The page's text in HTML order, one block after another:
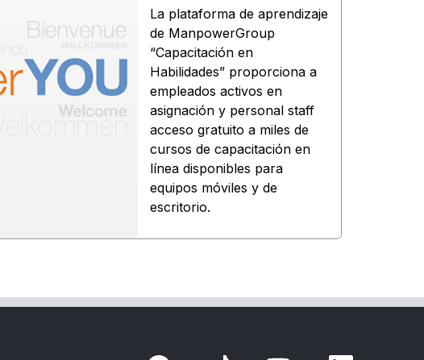
La plataforma de aprendizaje
de ManpowerGroup
“Capacitación en
Habilidades” proporciona a
empleados activos en
asignación y personal staff
acceso gratuito a miles de
cursos de capacitación en
línea disponibles para
equipos móviles y de
escritorio.